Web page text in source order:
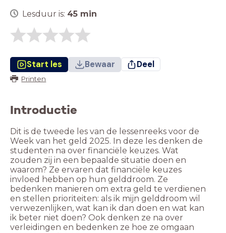
Lesduur is: 45 min
Start les Bewaar Deel
Printen
Introductie
Dit is de tweede les van de lessenreeks voor de
Week van het geld 2025. In deze les denken de
studenten na over financiële keuzes. Wat
zouden zij in een bepaalde situatie doen en
waarom? Ze ervaren dat financiële keuzes
invloed hebben op hun gelddroom. Ze
bedenken manieren om extra geld te verdienen
en stellen prioriteiten: als ik mijn gelddroom wil
verwezenlijken, wat kan ik dan doen en wat kan
ik beter niet doen? Ook denken ze na over
verleidingen en bedenken ze hoe ze omgaan